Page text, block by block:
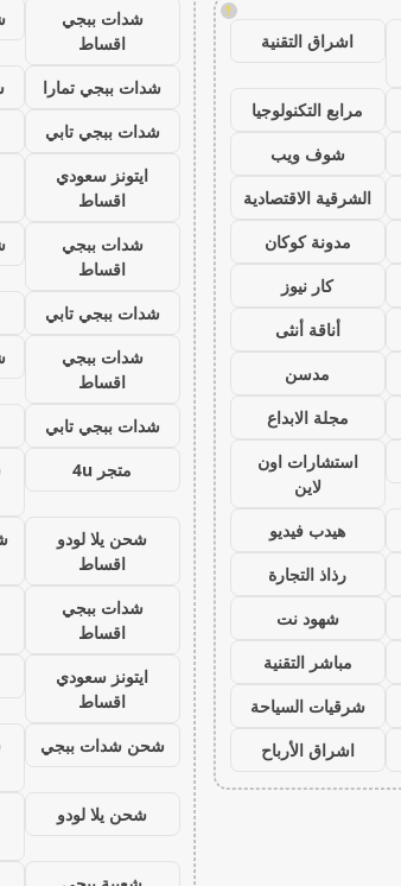
!
اشراق التقنية
مرابع التكنولوجيا
شوف ويب
الشرقية الاقتصادية
مدونة كوكان
كار نيوز
أناقة أنثى
مدسن
مجلة الابداع
استشارات اون
لاين
هيدب فيديو
رذاذ التجارة
شهود نت
مباشر التقنية
شرقيات السياحة
اشراق الأرباح
شدات ببجي
اقساط
شدات ببجي تمارا
شدات ببجي تابي
ايتونز سعودي
اقساط
شدات ببجي
اقساط
شدات ببجي تابي
شدات ببجي
اقساط
شدات ببجي تابي
متجر 4u
شحن يلا لودو
اقساط
شدات ببجي
اقساط
ايتونز سعودي
اقساط
شحن شدات ببجي
شحن يلا لودو